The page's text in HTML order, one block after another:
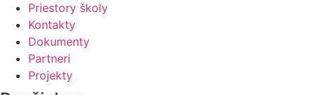
Priestory školy
Kontakty
Dokumenty
Partneri
Projekty